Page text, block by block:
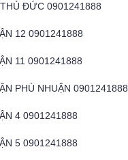
ĐỨC 0901241888
12 0901241888
11 0901241888
PHÚ NHUẬN 0901241888
4 0901241888
5 0901241888